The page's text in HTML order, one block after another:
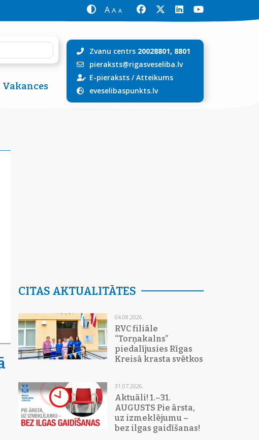
A A A
Vakances
Zvanu centrs 20028801, 8801
pieraksts@rigasveseliba.lv
E-pieraksts/Atteikums
eveselibaspunkts.lv
CITAS AKTUALITĀTES
04.08.2026.
RVC filiāle
“Torņakalns”
piedalījusies Rīgas
Kreisā krasta svētkos
31.07.2026.
Aktuāli! 1.–31.
AUGUSTS Pie ārsta,
uz izmeklējumu –
bez ilgas gaidīšanas!